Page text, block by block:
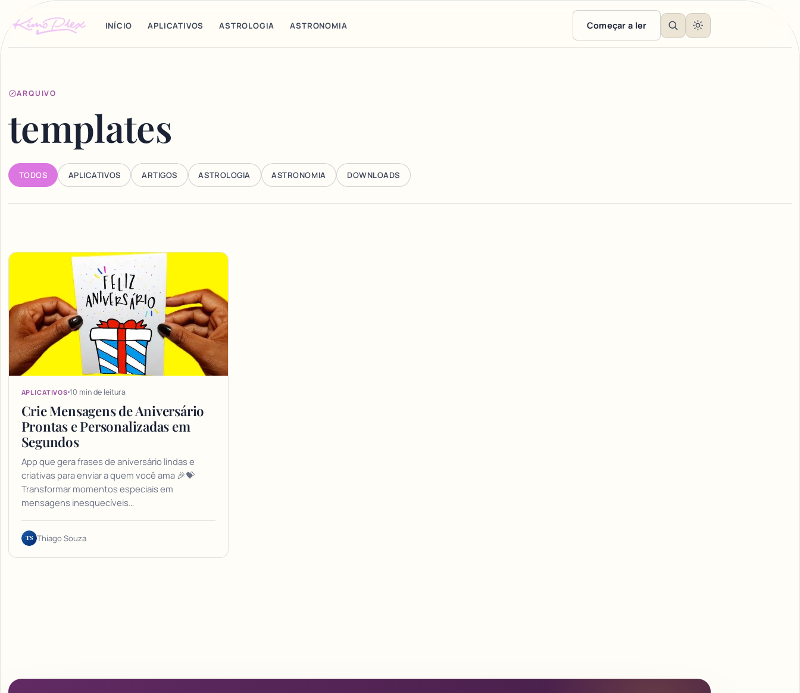
INÍCIO APLICATIVOS ASTROLOGIA ASTRONOMIA Começar a ler
ARQUIVO
templates
TODOS APLICATIVOS ARTIGOS ASTROLOGIA ASTRONOMIA DOWNLOADS
Articles
APLICATIVOS 10 min de leitura
Crie Mensagens de Aniversário
Prontas e Personalizadas em
Segundos
App que gera frases de aniversário lindas e
criativas para enviar a quem você ama 🎉💝
Transformar momentos especiais em
mensagens inesquecíveis…
TS Thiago Souza